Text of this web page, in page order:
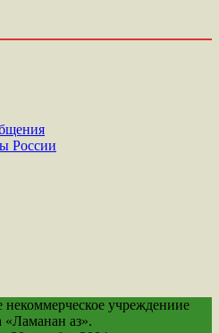
России
учреждениие
«Ламанан аз».